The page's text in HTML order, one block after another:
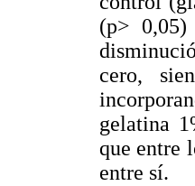
(p> 0,05)
cero,
gelatina
que entre
entre sí.